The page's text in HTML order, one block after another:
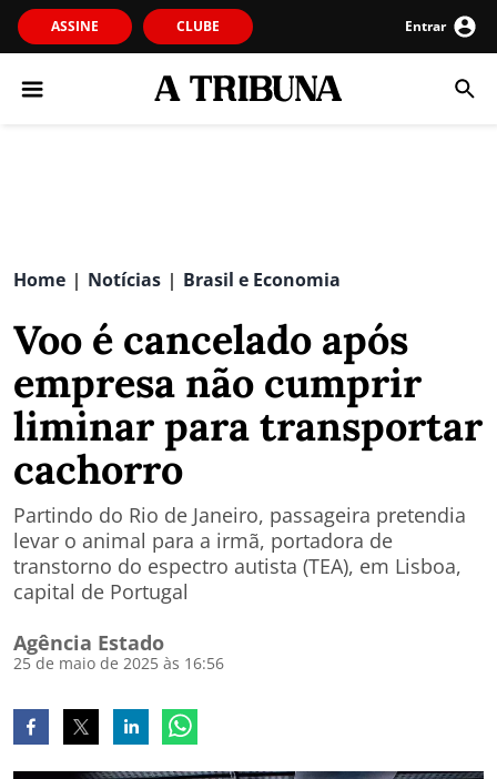
ASSINE CLUBE Entrar
Home | Notícias | Brasil e Economia
Voo é cancelado após
empresa não cumprir
liminar para transportar
cachorro
Partindo do Rio de Janeiro, passageira pretendia
levar o animal para a irmã, portadora de
transtorno do espectro autista (TEA), em Lisboa,
capital de Portugal
Agência Estado
25 de maio de 2025 às 16:56